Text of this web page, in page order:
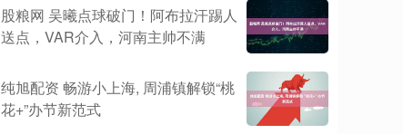
股粮网 吴曦点球破门！阿布拉汗踢人
送点，VAR介入，河南主帅不满
纯旭配资 畅游小上海, 周浦镇解锁“桃
花+”办节新范式